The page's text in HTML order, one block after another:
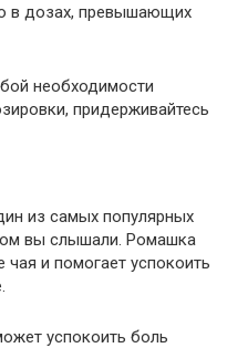
в дозах, превышающих
необходимости
придерживайтесь
из самых популярных
вы слышали. Ромашка
и помогает успокоить
успокоить боль